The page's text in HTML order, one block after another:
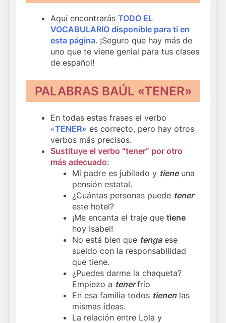
Aquí encontrarás TODO EL
VOCABULARIO disponible para ti en
esta página. ¡Seguro que hay más de
uno que te viene genial para tus clases
de español!
PALABRAS BAÚL «TENER»
En todas estas frases el verbo
«TENER» es correcto, pero hay otros
verbos más precisos.
Sustituye el verbo “tener” por otro
más adecuado:
Mi padre es jubilado y tieneuna
pensión estatal.
¿Cuántas personas puede tener
este hotel?
¡Me encanta el traje quetiene
hoy Isabel!
No está bien que tengaese
sueldo con la responsabilidad
que tiene.
¿Puedes darme la chaqueta?
Empiezo a tenerfrío
En esa familia todos tienenlas
mismas ideas.
La relación entre Lola y